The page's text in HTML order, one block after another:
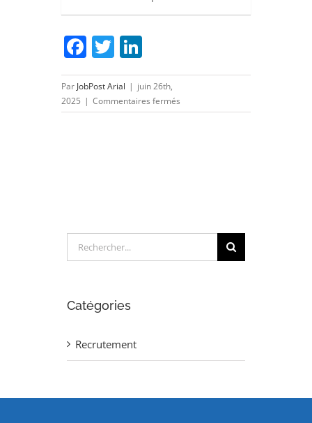
Facebook
Twitter
Par JobPost Arial | juin 26th,
2025 | Commentaires fermés
TECHNICIEN
Rechercher:
Catégories
Recrutement